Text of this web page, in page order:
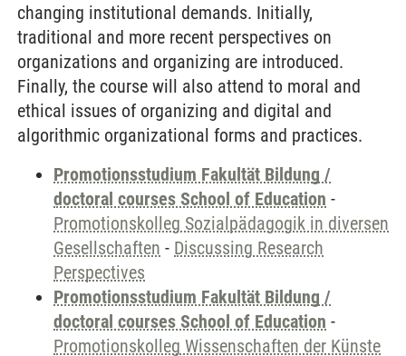
changing institutional demands. Initially,
traditional and more recent perspectives on
organizations and organizing are introduced.
Finally, the course will also attend to moral and
ethical issues of organizing and digital and
algorithmic organizational forms and practices.
Promotionsstudium Fakultät Bildung /
doctoral courses School of Education -
Promotionskolleg Sozialpädagogik in diversen
Gesellschaften - Discussing Research
Perspectives
Promotionsstudium Fakultät Bildung /
doctoral courses School of Education -
Promotionskolleg Wissenschaften der Künste